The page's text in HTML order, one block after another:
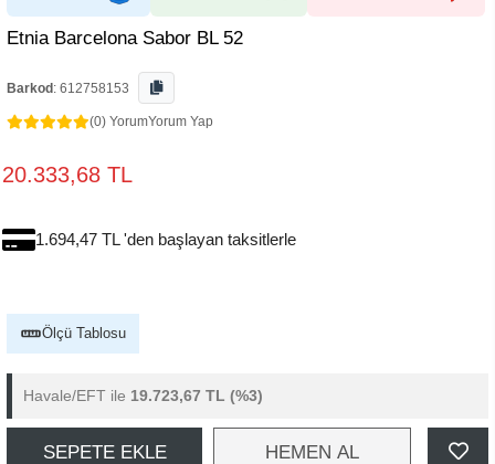
Etnia Barcelona Sabor BL 52
Barkod : 612758153
(0) YorumYorum Yap
20.333,68 TL
1.694,47 TL 'den başlayan taksitlerle
Ölçü Tablosu
Havale/EFT ile 19.723,67 TL (%3)
SEPETE EKLE HEMEN AL